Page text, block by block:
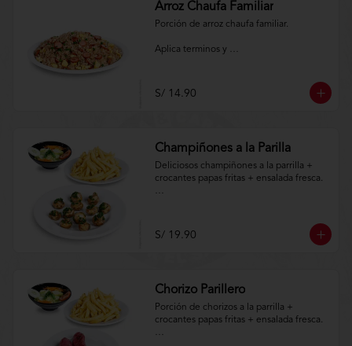
Arroz Chaufa Familiar
Porción de arroz chaufa familiar.
Aplica terminos y
S/ 14.90
Champiñones a la Parilla
Deliciosos champiñones a la parrilla +
crocantes papas fritas + ensalada fresca.
m/TYCGenerales
S/ 19.90
Chorizo Parillero
Porción de chorizos a la parrilla +
crocantes papas fritas + ensalada fresca.